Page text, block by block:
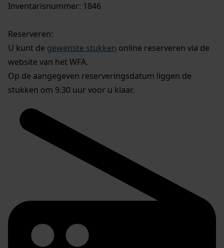
Inventarisnummer: 1846
Reserveren:
U kunt de gewenste stukken online reserveren via de
website van het WFA.
Op de aangegeven reserveringsdatum liggen de
stukken om 9.30 uur voor u klaar.